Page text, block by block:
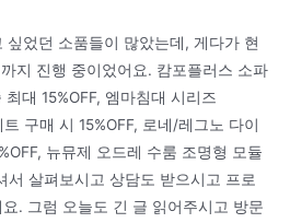
싶었던 소품들이 많았는데, 게다가 현
지 진행 중이었어요. 캄포플러스 소파
대 15%OFF, 엠마침대 시리즈
구매 시 15%OFF, 로네/레그노 다이
뉴뮤제 오드레 수룸 조명형 모듈
서 살펴보시고 상담도 받으시고 프로
. 그럼 오늘도 긴 글 읽어주시고 방문